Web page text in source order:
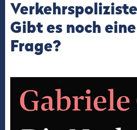
Gibt es noch
Frage?